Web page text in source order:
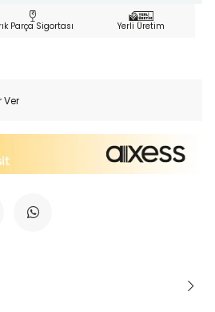
Parça Sigortası Yerli Üretim
Ver